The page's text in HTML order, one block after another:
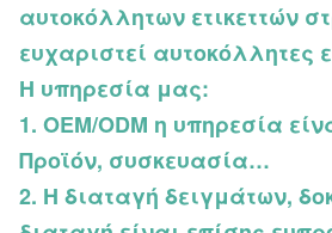
αυτοκόλλητων ετικεττών
ευχαριστεί αυτοκόλλητες
Η υπηρεσία μας:
1. OEM/ODM η υπηρεσία
Προϊόν, συσκευασία…
2. Η διαταγή δειγμάτων,